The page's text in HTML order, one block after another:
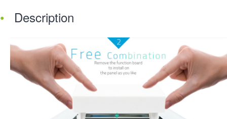
Description